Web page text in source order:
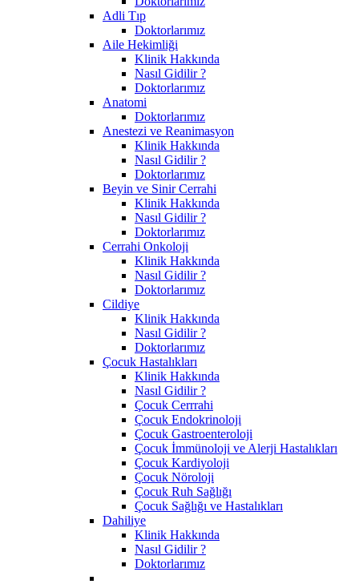
Adli Tıp
Doktorlarımız
Aile Hekimliği
Klinik Hakkında
Nasıl Gidilir ?
Doktorlarımız
Anatomi
Doktorlarımız
Anestezi ve Reanimasyon
Klinik Hakkında
Nasıl Gidilir ?
Doktorlarımız
Beyin ve Sinir Cerrahi
Klinik Hakkında
Nasıl Gidilir ?
Doktorlarımız
Cerrahi Onkoloji
Klinik Hakkında
Nasıl Gidilir ?
Doktorlarımız
Cildiye
Klinik Hakkında
Nasıl Gidilir ?
Doktorlarımız
Çocuk Hastalıkları
Klinik Hakkında
Nasıl Gidilir ?
Çocuk Cerrrahi
Çocuk Endokrinoloji
Çocuk Gastroenteroloji
Çocuk İmmünoloji ve Alerji Hastalıkları
Çocuk Kardiyoloji
Çocuk Nöroloji
Çocuk Ruh Sağlığı
Çocuk Sağlığı ve Hastalıkları
Dahiliye
Klinik Hakkında
Nasıl Gidilir ?
Doktorlarımız